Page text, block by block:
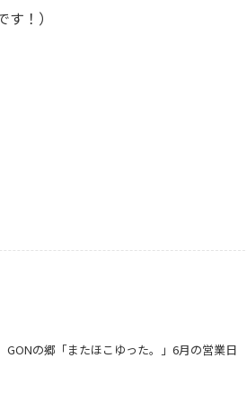
！）
の郷「またほこゆった。」6月の営業日